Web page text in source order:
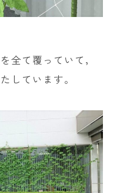
全て覆っていて，
しています。